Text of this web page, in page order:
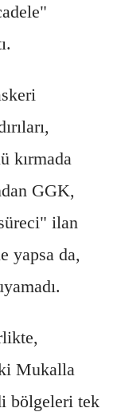
kırmada
GGK,
ilan
yapsa da,
Mukalla
bölgeleri tek